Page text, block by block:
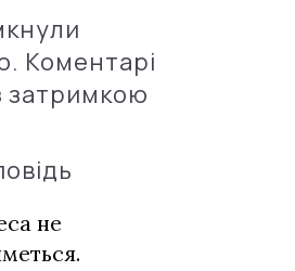
Коментарі
затримкою
не